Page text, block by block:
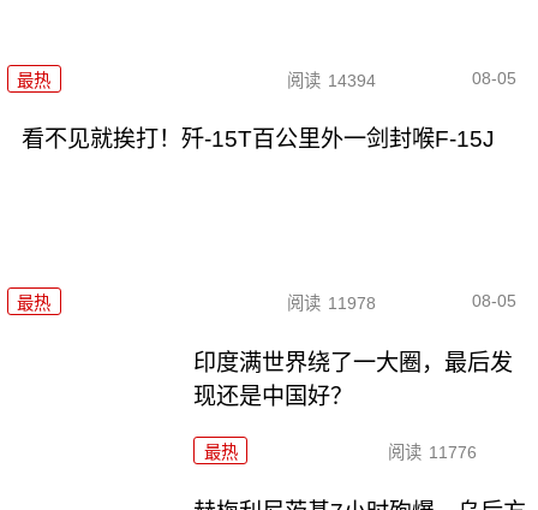
最热 阅读 14394 08-05
看不见就挨打！歼-15T百公里外一剑封喉F-15J
最热 阅读 11978 08-05
印度满世界绕了一大圈，最后发
现还是中国好？
最热 阅读 11776